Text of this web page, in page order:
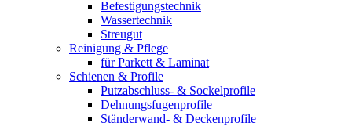
Befestigungstechnik
Wassertechnik
Streugut
Reinigung & Pflege
für Parkett & Laminat
Schienen & Profile
Putzabschluss- & Sockelprofile
Dehnungsfugenprofile
Ständerwand- & Deckenprofile